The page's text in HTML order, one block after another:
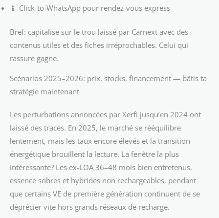
📱 Click-to-WhatsApp pour rendez-vous express
Bref: capitalise sur le trou laissé par Carnext avec des
contenus utiles et des fiches irréprochables. Celui qui
rassure gagne.
Scénarios 2025–2026: prix, stocks, financement — bâtis ta
stratégie maintenant
Les perturbations annoncées par Xerfi jusqu’en 2024 ont
laissé des traces. En 2025, le marché se rééquilibre
lentement, mais les taux encore élevés et la transition
énergétique brouillent la lecture. La fenêtre la plus
intéressante? Les ex-LOA 36–48 mois bien entretenus,
essence sobres et hybrides non rechargeables, pendant
que certains VE de première génération continuent de se
déprécier vite hors grands réseaux de recharge.